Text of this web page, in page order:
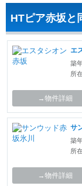
HTピア赤坂と
エ
築
所
→物件詳細
サ
築
所
→物件詳細